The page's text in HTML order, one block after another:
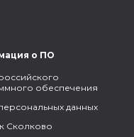
о ПО
обеспечения
данных
Сколково